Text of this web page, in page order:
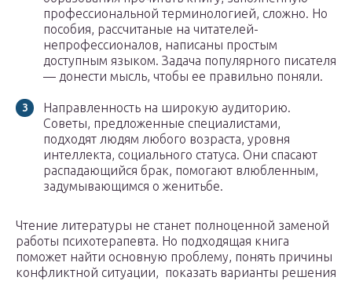
профессиональной терминологией, сложно. Но
пособия, рассчитаные на читателей-
непрофессионалов, написаны простым
доступным языком. Задача популярного писателя
— донести мысль, чтобы ее правильно поняли.
Направленность на широкую аудиторию.
Советы, предложенные специалистами,
подходят людям любого возраста, уровня
интеллекта, социального статуса. Они спасают
распадающийся брак, помогают влюбленным,
задумывающимся о женитьбе.
Чтение литературы не станет полноценной заменой
работы психотерапевта. Но подходящая книга
поможет найти основную проблему, понять причины
конфликтной ситуации, показать варианты решения